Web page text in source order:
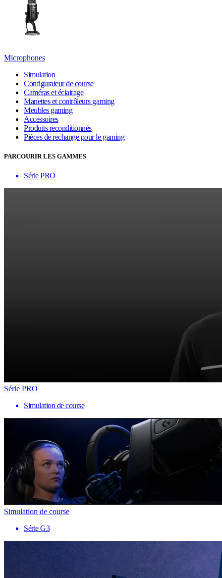
Microphones
Simulation
Configurateur de course
Caméras et éclairage
Manettes et contrôleurs gaming
Meubles gaming
Accessoires
Produits reconditionnés
Pièces de rechange pour le gaming
PARCOURIR LES GAMMES
Série PRO
Série PRO
Simulation de course
Simulation de course
Série G3